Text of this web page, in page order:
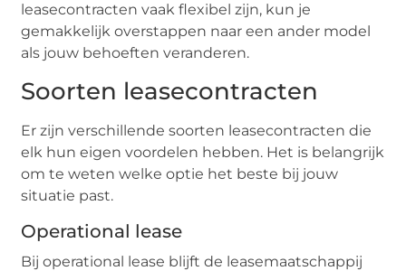
leasecontracten vaak flexibel zijn, kun je
gemakkelijk overstappen naar een ander model
als jouw behoeften veranderen.
Soorten leasecontracten
Er zijn verschillende soorten leasecontracten die
elk hun eigen voordelen hebben. Het is belangrijk
om te weten welke optie het beste bij jouw
situatie past.
Operational lease
Bij operational lease blijft de leasemaatschappij